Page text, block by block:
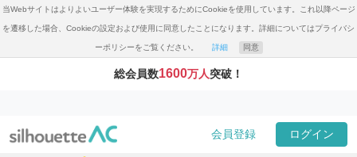
当Webサイトはよりよいユーザー体験を実現するためにCookieを使用しています。これ以降ページ
を遷移した場合、Cookieの設定および使用に同意したことになります。詳細についてはプライバシ
ーポリシーをご覧ください。 詳細 同意
総会員数1600万人突破！
会員登録 ログイン